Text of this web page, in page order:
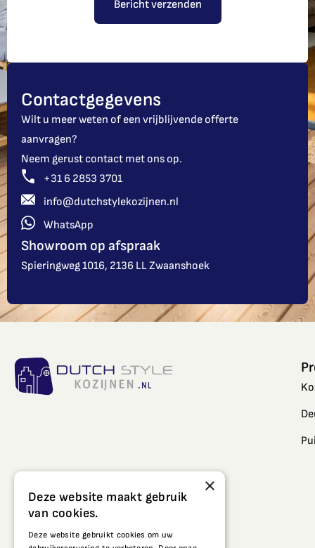
Bericht verzenden
Contactgegevens
Wilt u meer weten of een vrijblijvende offerte
aanvragen?
Neem gerust contact met ons op.
+31 6 2853 3701
info@dutchstylekozijnen.nl
WhatsApp
Showroom op afspraak
Spieringweg 1016, 2136 LL Zwaanshoek
×
Deze website maakt gebruik
van cookies.
Deze website gebruikt cookies om uw